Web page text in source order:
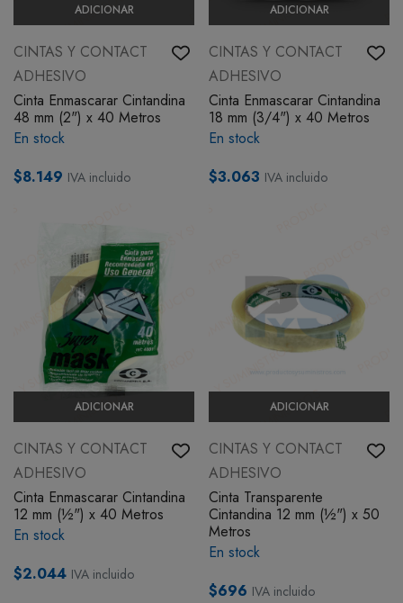
ADICIONAR
CINTAS Y CONTACT
ADHESIVO
Cinta Enmascarar Cintandina
48 mm (2") x 40 Metros
En stock
$8.149 IVA incluido
ADICIONAR
CINTAS Y CONTACT
ADHESIVO
Cinta Enmascarar Cintandina
18 mm (3/4") x 40 Metros
En stock
$3.063 IVA incluido
ADICIONAR
CINTAS Y CONTACT
ADHESIVO
Cinta Enmascarar Cintandina
12 mm (½") x 40 Metros
En stock
$2.044 IVA incluido
ADICIONAR
CINTAS Y CONTACT
ADHESIVO
Cinta Transparente
Cintandina 12 mm (½") x 50
Metros
En stock
$696 IVA incluido